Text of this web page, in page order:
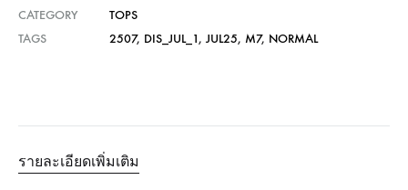
CATEGORY
TOPS
TAGS
2507, DIS_JUL_1, JUL25, M7, NORMAL
รายละเอียดเพิ่มเติม